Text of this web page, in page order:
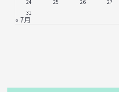
24
25 26 27
31
« 7月